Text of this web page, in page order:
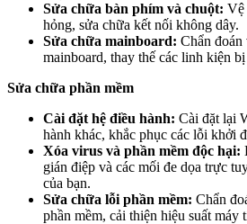
Sửa chữa bàn phím và chuột: Vệ
hỏng, sửa chữa kết nối không dây.
Sửa chữa mainboard: Chẩn đoán
mainboard, thay thế các linh kiện
Sửa chữa phần mềm
Cài đặt hệ điều hành: Cài đặt lại
hành khác, khắc phục các lỗi khởi
Xóa virus và phần mềm độc hại:
gián điệp và các mối đe dọa trực
của bạn.
Sửa chữa lỗi phần mềm: Chẩn
phần mềm, cải thiện hiệu suất máy